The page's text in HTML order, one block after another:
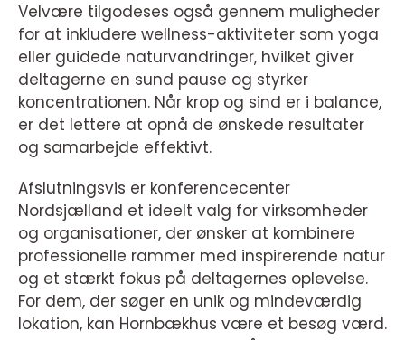
Velvære tilgodeses også gennem muligheder
for at inkludere wellness-aktiviteter som yoga
eller guidede naturvandringer, hvilket giver
deltagerne en sund pause og styrker
koncentrationen. Når krop og sind er i balance,
er det lettere at opnå de ønskede resultater
og samarbejde effektivt.
Afslutningsvis er konferencecenter
Nordsjælland et ideelt valg for virksomheder
og organisationer, der ønsker at kombinere
professionelle rammer med inspirerende natur
og et stærkt fokus på deltagernes oplevelse.
For dem, der søger en unik og mindeværdig
lokation, kan Hornbækhus være et besøg værd.